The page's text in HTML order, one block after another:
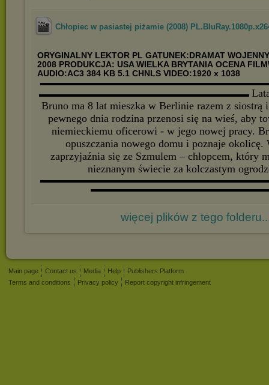
Chłopiec w pasiastej piżamie (2008)
ORYGINALNY LEKTOR PL GATUNEK:DRAMAT WOJENNY
2008 PRODUKCJA: USA WIELKA BRYTANIA OCENA
AUDIO:AC3 384 KB 5.1 CHNLS VIDEO:1920 x 1038
▬▬▬▬▬▬▬▬▬▬▬▬▬▬▬▬▬▬▬▬▬▬▬▬▬
Bruno ma 8 lat mieszka w Berlinie razem z siostrą
pewnego dnia rodzina przenosi się na wieś, aby
niemieckiemu oficerowi - w jego nowej pracy.
opuszczania nowego domu i poznaje okolicę.
zaprzyjaźnia się ze Szmulem – chłopcem, który
nieznanym świecie za kolczastym
więcej plików z tego
Main page Contact us Media Help
Publishers Platform
Terms and conditions
Privacy policy Report copyright infringement